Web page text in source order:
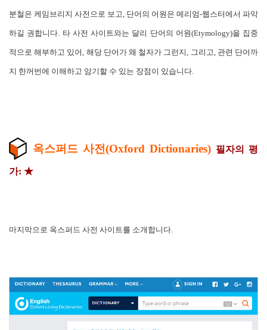
분철은 케임브리지 사전으로 보고, 단어의 어원은 메리엄-웹스터에서 파악
하길 권합니다. 타 사전 사이트와는 달리 단어의 어원(Etymology)을 집중
적으로 해부하고 있어, 해당 단어가 왜 철자가 그런지, 그리고, 관련 단어까
지 한꺼번에 이해하고 암기할 수 있는 장점이 있습니다.
옥스퍼드 사전(Oxford Dictionaries) 필자의 평
가: ★
마지막으로 옥스퍼드 사전 사이트를 소개합니다.